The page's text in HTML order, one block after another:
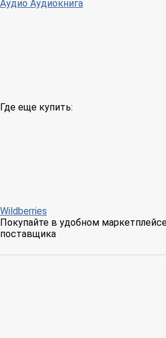
Аудио Аудиокнига
Где еще купить:
Wildberries
Покупайте в удобном
поставщика